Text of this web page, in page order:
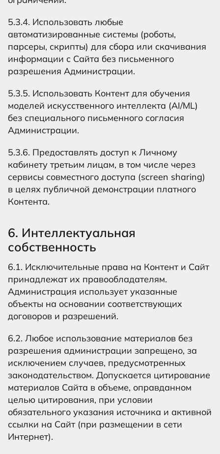
5.3.4. Использовать любые
автоматизированные системы (роботы,
парсеры, скрипты) для сбора или скачивания
информации с Сайта без письменного
разрешения Администрации.
5.3.5. Использовать Контент для обучения
моделей искусственного интеллекта (AI/ML)
без специального письменного согласия
Администрации.
5.3.6. Предоставлять доступ к Личному
кабинету третьим лицам, в том числе через
сервисы совместного доступа (screen sharing)
в целях публичной демонстрации платного
Контента.
6. Интеллектуальная
собственность
6.1. Исключительные права на Контент и Сайт
принадлежат их правообладателям.
Администрация использует указанные
объекты на основании соответствующих
договоров и разрешений.
6.2. Любое использование материалов без
разрешения администрации запрещено, за
исключением случаев, предусмотренных
законодательством. Допускается цитирование
материалов Сайта в объеме, оправданном
целью цитирования, при условии
обязательного указания источника и активной
ссылки на Сайт (при размещении в сети
Интернет).